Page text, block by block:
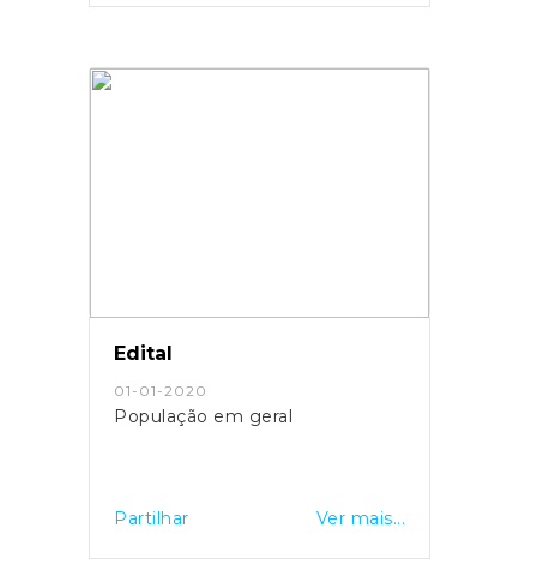
Edital
01-01-2020
População em geral
Partilhar Ver mais...